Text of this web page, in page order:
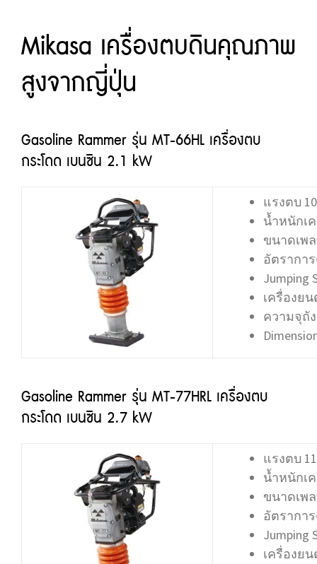
Mikasa เครื่องตบดินคุณภาพ
สูงจากญี่ปุ่น
Gasoline Rammer รุ่น MT-66HL เครื่องตบ
กระโดด เบนซิน 2.1 kW
แรงตบ
น้ำหนักเ
ขนาดเพ
อัตรากา
Jumping
เครื่องยน
ความจุถั
Gasoline Rammer รุ่น MT-77HRL เครื่องตบ
กระโดด เบนซิน 2.7 kW
แรงตบ
น้ำหนักเ
ขนาดเพ
อัตรากา
Jumping
เครื่องยน